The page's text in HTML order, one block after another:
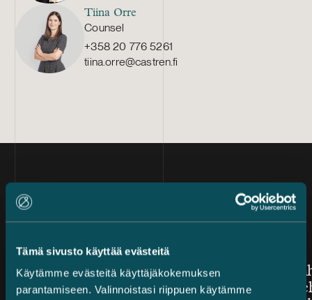
Tämä sivusto käyttää evästeitä
Käytämme evästeitä käyttäjäkokemuksen
parantamiseen. Valinnoistasi riippuen käytämme
Tiina Orre
Counsel
+358 20 776 5261
tiina.orre@castren.fi
Ajankohtaista
Julkaistu
7.8.2026 – Riitojen ratkaiseminen
Castrén & Snellman ehdolla
vuoden suomalaiseksi
Jarno